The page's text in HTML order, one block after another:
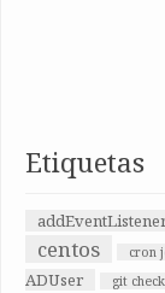
Etiquetas
centos
cron
ADUser
git